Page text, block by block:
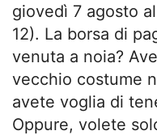
giovedì 7 agosto
12). La borsa di
venuta a noia?
vecchio costume
avete voglia di
Oppure, volete